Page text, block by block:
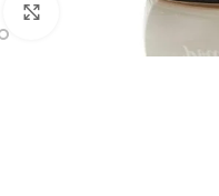
Haga clic para ampliar